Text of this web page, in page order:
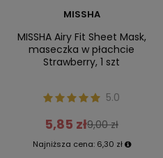
MISSHA
MISSHA Airy Fit Sheet Mask,
maseczka w płachcie
Strawberry, 1 szt
5.0
5,85 zł9,00 zł
Najniższa cena: 6,30 zł